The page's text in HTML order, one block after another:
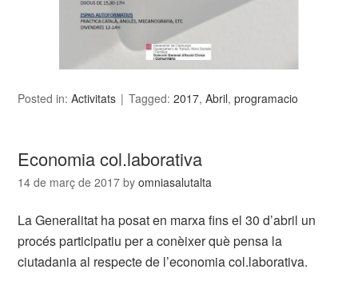
Posted in:Activitats Tagged:2017,Abril,programacio
Economia col.laborativa
14 de març de 2017 byomniasalutalta
La Generalitat ha posat en marxa fins el 30 d’abril un
procés participatiu per a conèixer què pensa la
ciutadania al respecte de l’economia col.laborativa.